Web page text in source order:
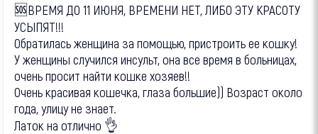
🆘ВРЕМЯ ДО 11 ИЮНЯ, ВРЕМЕНИ НЕТ, ЛИБО ЭТУ КРАСОТУ
УСЫПЯТ!!!
Обратилась женщина за помощью, пристроить ее кошку!
У женщины случился инсульт, она все время в больницах,
очень просит найти кошке хозяев!!
Очень красивая кошечка, глаза большие)) Возраст около
года, улицу не знает.
Латок на отлично 👌